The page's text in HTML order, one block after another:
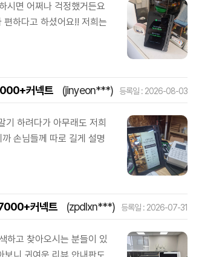
시면 어쩌나 걱정했거든요
하다고 하셨어요!! 저희는
커넥트 (jinyeon***) 등록일 : 2026-08-03
하려다가 아무래도 저희
손님들께 따로 길게 설명
커넥트 (zpdlxn***) 등록일 : 2026-07-31
하고 찾아오시는 분들이 있